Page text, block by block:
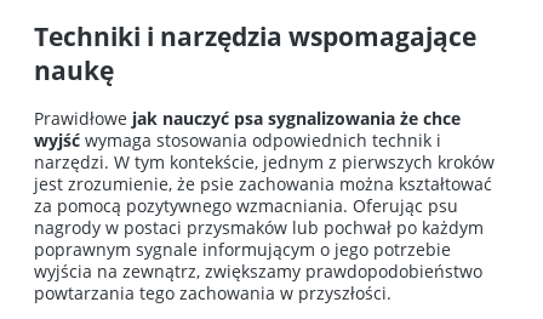
Techniki i narzędzia wspomagające
naukę
Prawidłowe jak nauczyć psa sygnalizowania że chce
wyjść wymaga stosowania odpowiednich technik i
narzędzi. W tym kontekście, jednym z pierwszych kroków
jest zrozumienie, że psie zachowania można kształtować
za pomocą pozytywnego wzmacniania. Oferując psu
nagrody w postaci przysmaków lub pochwał po każdym
poprawnym sygnale informującym o jego potrzebie
wyjścia na zewnątrz, zwiększamy prawdopodobieństwo
powtarzania tego zachowania w przyszłości.